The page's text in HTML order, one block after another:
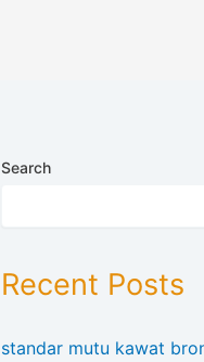
Search
Recent Posts
standar mutu kawat